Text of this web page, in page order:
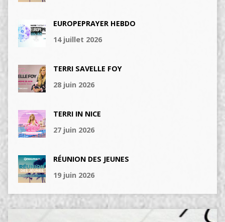
EUROPEPRAYER HEBDO
14 juillet 2026
TERRI SAVELLE FOY
28 juin 2026
TERRI IN NICE
27 juin 2026
RÉUNION DES JEUNES
19 juin 2026